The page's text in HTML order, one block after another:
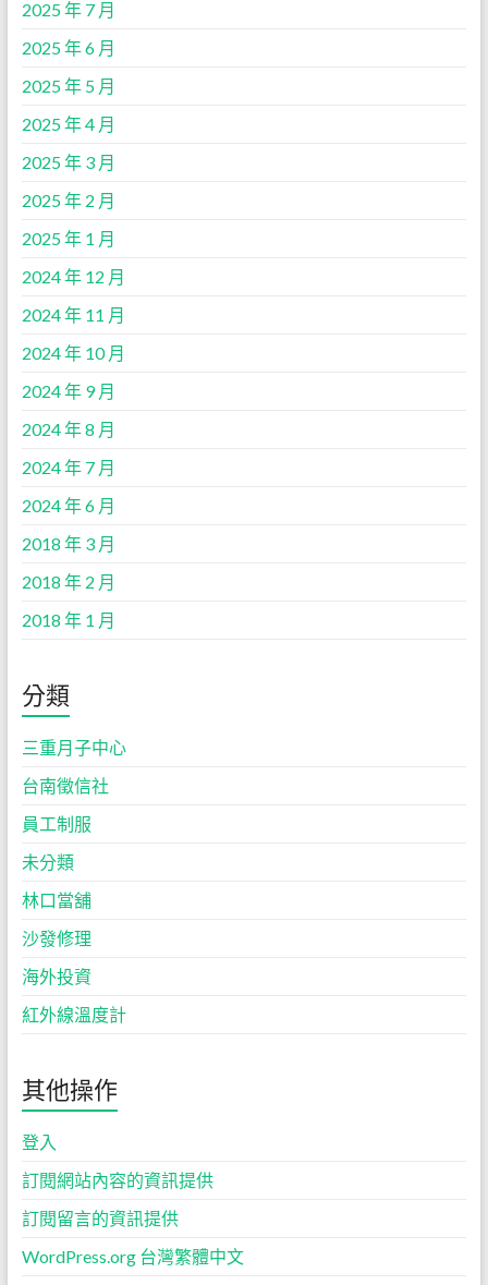
2025 年 7 月
2025 年 6 月
2025 年 5 月
2025 年 4 月
2025 年 3 月
2025 年 2 月
2025 年 1 月
2024 年 12 月
2024 年 11 月
2024 年 10 月
2024 年 9 月
2024 年 8 月
2024 年 7 月
2024 年 6 月
2018 年 3 月
2018 年 2 月
2018 年 1 月
分類
三重月子中心
台南徵信社
員工制服
未分類
林口當舖
沙發修理
海外投資
紅外線溫度計
其他操作
登入
訂閱網站內容的資訊提供
訂閱留言的資訊提供
WordPress.org 台灣繁體中文